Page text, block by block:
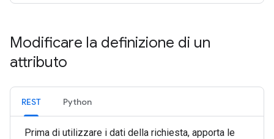
Modificare la definizione di un
attributo
REST Python
Prima di utilizzare i dati della richiesta, apporta le